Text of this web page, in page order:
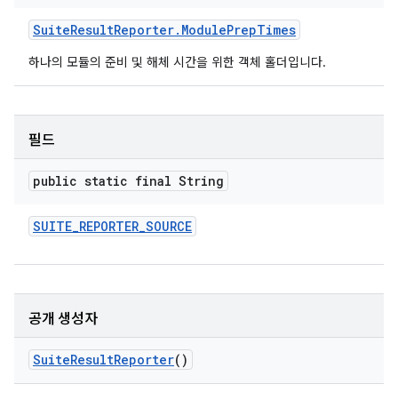
SuiteResultReporter. ModulePrepTimes
하나의 모듈의 준비 및 해체 시간을 위한 객체 홀더입니다.
필드
public static final String
SUITE_REPORTER_SOURCE
공개 생성자
SuiteResultReporter()